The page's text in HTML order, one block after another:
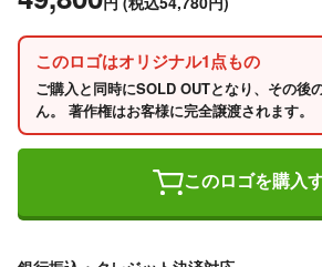
このロゴはオリジナル1点もの
ご購入と同時にSOLD OUTとなり、その後
ん。 著作権はお客様に完全譲渡されます。
このロゴを購入